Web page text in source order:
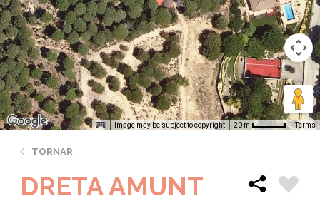
Image may be subject to copyright 20 m Terms
TORNAR
DRETA AMUNT